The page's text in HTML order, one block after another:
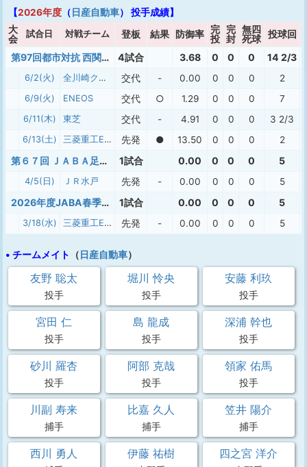
【2026年度 （ 日産自動車） 投手成績】
大
会
試合日 対戦チーム 登板 結果 防御率
完
投
完
封
無四
死球
投球回
第97回都市対抗 西関東予選 4試合 3.68 0 0 0 14 2/3
6/2(火) 全川崎クラブ 交代 - 0.00 0 0 0 2
6/9(火) ENEOS 交代 ○ 1.29 0 0 0 7
6/11(木) 東芝 交代 - 4.91 0 0 0 3 2/3
6/13(土) 三菱重工East 先発 ● 13.50 0 0 0 2
第６７回 ＪＡＢＡ足利市長杯大会 1試合 0.00 0 0 0 5
4/5(日) ＪＲ水戸 先発 - 0.00 0 0 0 5
2026年度JABA春季神奈川県企業大会 1試合 0.00 0 0 0 5
3/18(水) 三菱重工East 先発 - 0.00 0 0 0 5
• チームメイト （日産自動車）
友野 聡太
投手
堀川 怜央
投手
安藤 利玖
投手
宮田 仁
投手
島 龍成
投手
深浦 幹也
投手
砂川 羅杏
投手
阿部 克哉
投手
領家 佑馬
投手
川副 寿来
捕手
比嘉 久人
捕手
笠井 陽介
捕手
西川 勇人 伊藤 祐樹 四之宮 洋介